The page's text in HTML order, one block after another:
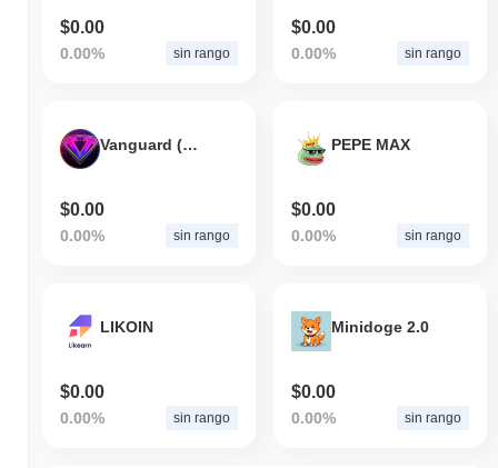
$0.00
0.00% sin rango
$0.00
0.00% sin rango
Vanguard (AI) P&S
$0.00
0.00% sin rango
PEPE MAX
$0.00
0.00% sin rango
LIKOIN
$0.00
0.00% sin rango
Minidoge 2.0
$0.00
0.00% sin rango